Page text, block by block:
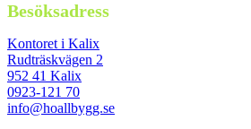
Besöksadress
Kontoret i Kalix
Rudträskvägen 2
952 41 Kalix
0923-121 70
info@hoallbygg.se